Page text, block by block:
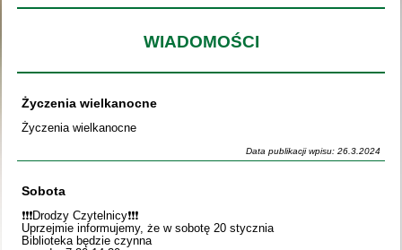
WIADOMOŚCI
Życzenia wielkanocne
Życzenia wielkanocne
Data publikacji wpisu: 26.3.2024
Sobota
❗️❗️❗️Drodzy Czytelnicy❗️❗️❗️
Uprzejmie informujemy, że w sobotę 20 stycznia
Biblioteka będzie czynna